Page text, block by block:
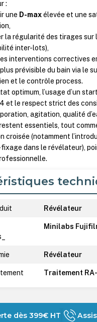
:
une D-maxélevée et une
la régularité des tirages sur
inter-lots),
interventions correctives
prévisible du bain via le
et le contrôle process.
optimum, l’usage d’un
et le respect strict des
agitation, qualité
essentiels, tout
croisée (notamment
dans le révélateur),
Révélateur
Minilabs
Révélateur
Traitement
dès 399€ HT